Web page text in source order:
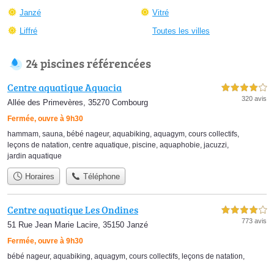
Janzé
Liffré
Vitré
Toutes les villes
24 piscines référencées
Centre aquatique Aquacia
Allée des Primevères, 35270 Combourg
Fermée, ouvre à 9h30
4,0 étoiles sur 5
320 avis
hammam, sauna, bébé nageur, aquabiking, aquagym, cours collectifs,
leçons de natation, centre aquatique, piscine, aquaphobie, jacuzzi,
jardin aquatique
Horaires Téléphone
Centre aquatique Les Ondines
51 Rue Jean Marie Lacire, 35150 Janzé
Fermée, ouvre à 9h30
4,0 étoiles sur 5
773 avis
bébé nageur, aquabiking, aquagym, cours collectifs, leçons de natation,